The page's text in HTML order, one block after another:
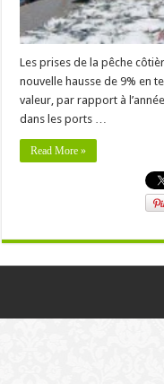
Les prises de la pêche
nouvelle hausse de 9% en
valeur, par rapport à
dans les ports …
Read More »